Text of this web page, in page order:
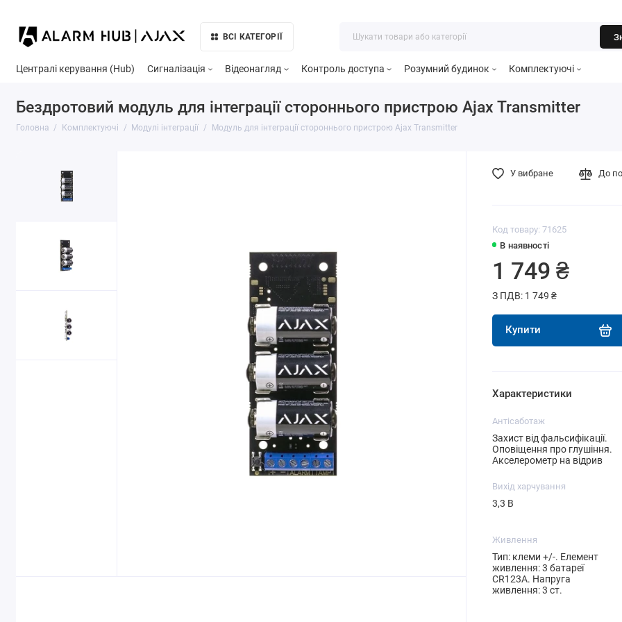
ВСІ КАТЕГОРІЇ
Централі керування (Hub) Сигналізація Відеонагляд Контроль доступа Розумний будинок Комплектуючі
Бездротовий модуль для інтеграції стороннього пристрою Ajax Transmitter
Головна Комплектуючі Модулі інтеграції Модуль для інтеграції стороннього пристрою Ajax Transmitter
Код товару: 71625
В наявності
1 749 ₴
З ПДВ: 1 749 ₴
Купити
У вибране До
Характеристики
Антісаботаж
Захист від фальсифікації.
Оповіщення про глушіння.
Акселерометр на відрив
Вихід харчування
3,3 В
Живлення
Тип: клеми +/-. Елемент
живлення: 3 батареї
CR123A. Напруга
живлення: 3 ст.